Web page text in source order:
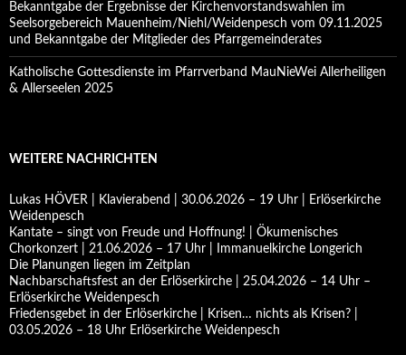
Bekanntgabe der Ergebnisse der Kirchenvorstandswahlen im
Seelsorgebereich Mauenheim/Niehl/Weidenpesch vom 09.11.2025
und Bekanntgabe der Mitglieder des Pfarrgemeinderates
Katholische Gottesdienste im Pfarrverband MauNieWei Allerheiligen
& Allerseelen 2025
WEITERE NACHRICHTEN
Lukas HÖVER | Klavierabend | 30.06.2026 – 19 Uhr | Erlöserkirche
Weidenpesch
Kantate – singt von Freude und Hoffnung! | Ökumenisches
Chorkonzert | 21.06.2026 – 17 Uhr | Immanuelkirche Longerich
Die Planungen liegen im Zeitplan
Nachbarschaftsfest an der Erlöserkirche | 25.04.2026 – 14 Uhr –
Erlöserkirche Weidenpesch
Friedensgebet in der Erlöserkirche | Krisen… nichts als Krisen? |
03.05.2026 – 18 Uhr Erlöserkirche Weidenpesch